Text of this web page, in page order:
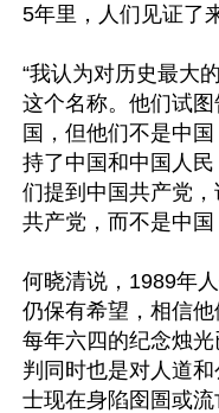
5年里，人们见证了
“我认为对历史最大
这个名称。他们试
国，但他们不是中
持了中国和中国人
们提到中国共产党
共产党，而不是中国
何晓清说，1989年
仍保有希望，相信
每年六四的纪念烛
判同时也是对人道
士现在身陷囹圄或